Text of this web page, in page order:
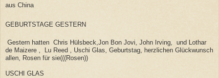
aus China
GEBURTSTAGE GESTERN
Gestern hatten Chris Hülsbeck,Jon Bon Jovi, John Irving, und Lothar
de Maizere , Lu Reed , Uschi Glas, Geburtstag, herzlichen Glückwunsch
allen, Rosen für sie(((Rosen))
USCHI GLAS